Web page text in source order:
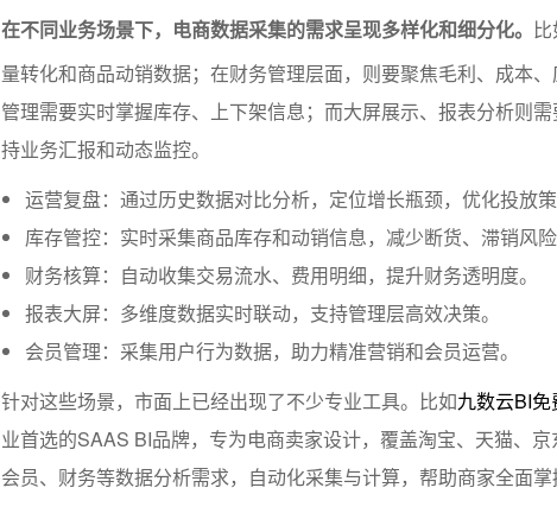
在不同业务场景下，电商数据采集的需求呈现多样化和细分化。
量转化和商品动销数据；在财务管理层面，则要聚焦毛利、成本
管理需要实时掌握库存、上下架信息；而大屏展示、报表分析则
持业务汇报和动态监控。
运营复盘：通过历史数据对比分析，定位增长瓶颈，优化投放策
库存管控：实时采集商品库存和动销信息，减少断货、滞销风险
财务核算：自动收集交易流水、费用明细，提升财务透明度。
报表大屏：多维度数据实时联动，支持管理层高效决策。
会员管理：采集用户行为数据，助力精准营销和会员运营。
针对这些场景，市面上已经出现了不少专业工具。比如九数云BI
业首选的SAAS BI品牌，专为电商卖家设计，覆盖淘宝、天猫、京
会员、财务等数据分析需求，自动化采集与计算，帮助商家全面掌